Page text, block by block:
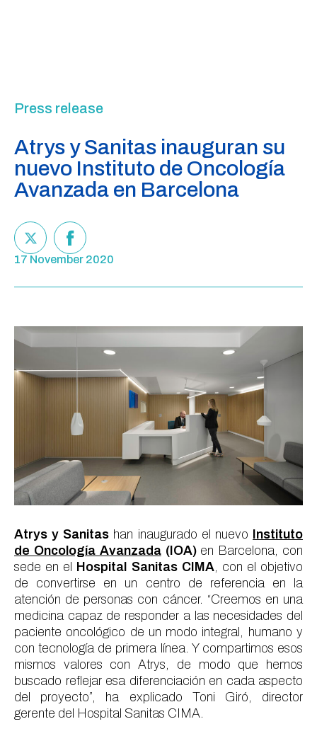
Press release
Atrys y Sanitas inauguran su
nuevo Instituto de Oncología
Avanzada en Barcelona
17 November 2020
Atrys y Sanitas han inaugurado el nuevo
Instituto
de Oncología Avanzada(IOA)en Barcelona, con
sede en el
Hospital Sanitas CIMA, con el objetivo
de convertirse en un centro de referencia en la
atención de personas con cáncer. “Creemos en una
medicina capaz de responder a las necesidades del
paciente oncológico de un modo integral, humano y
con tecnología de primera línea. Y compartimos esos
mismos valores con Atrys, de modo que hemos
buscado reflejar esa diferenciación en cada aspecto
del proyecto”, ha explicado Toni Giró, director
gerente del Hospital Sanitas CIMA.